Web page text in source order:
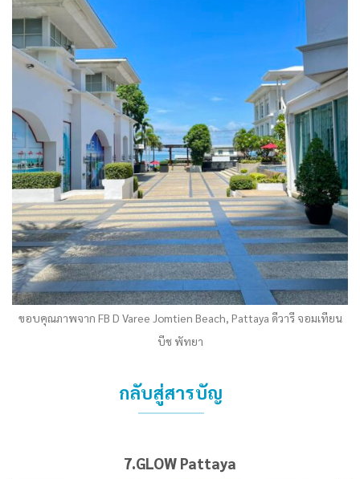
ขอบคุณภาพจาก FB D Varee Jomtien Beach, Pattaya ดีวารี จอมเทียน
บีช พัทยา
กลับสู่สารบัญ
7.GLOW Pattaya